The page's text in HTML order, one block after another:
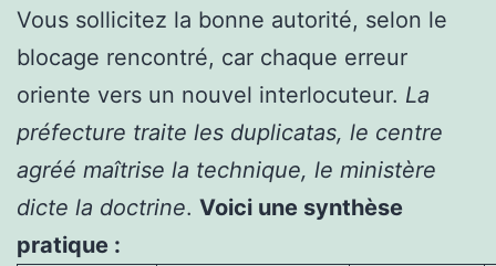
Vous sollicitez la bonne autorité, selon le
blocage rencontré, car chaque erreur
oriente vers un nouvel interlocuteur. La
préfecture traite les duplicatas, le centre
agréé maîtrise la technique, le ministère
dicte la doctrine. Voici une synthèse
pratique :